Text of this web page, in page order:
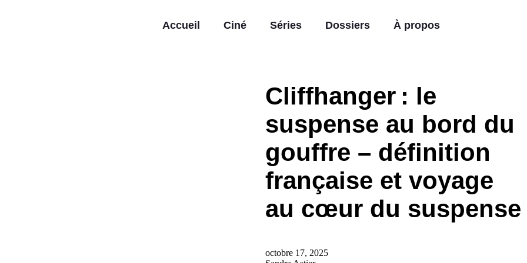
Accueil Ciné Séries Dossiers À propos
Cliffhanger : le
suspense au bord du
gouffre – définition
française et voyage
au cœur du suspense
octobre 17, 2025